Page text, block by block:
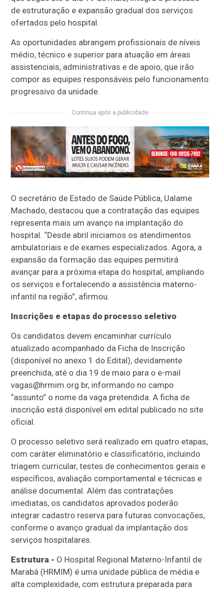
de estruturação e expansão gradual dos serviços
ofertados pelo hospital.
As oportunidades abrangem profissionais de níveis
médio, técnico e superior para atuação em áreas
assistenciais, administrativas e de apoio, que irão
compor as equipes responsáveis pelo funcionamento
progressivo da unidade.
Continua após a publicidade
O secretário de Estado de Saúde Pública, Ualame
Machado, destacou que a contratação das equipes
representa mais um avanço na implantação do
hospital. “Desde abril iniciamos os atendimentos
ambulatoriais e de exames especializados. Agora, a
expansão da formação das equipes permitirá
avançar para a próxima etapa do hospital, ampliando
os serviços e fortalecendo a assistência materno-
infantil na região”, afirmou.
Inscrições e etapas do processo seletivo
Os candidatos devem encaminhar currículo
atualizado acompanhado da Ficha de Inscrição
(disponível no anexo 1 do Edital), devidamente
preenchida, até o dia 19 de maio para o e-mail
vagas@hrmim.org.br, informando no campo
“assunto” o nome da vaga pretendida. A ficha de
inscrição está disponível em edital publicado no site
oficial.
O processo seletivo será realizado em quatro etapas,
com caráter eliminatório e classificatório, incluindo
triagem curricular, testes de conhecimentos gerais e
específicos, avaliação comportamental e técnicas e
análise documental. Além das contratações
imediatas, os candidatos aprovados poderão
integrar cadastro reserva para futuras convocações,
conforme o avanço gradual da implantação dos
serviços hospitalares.
Estrutura - O Hospital Regional Materno-Infantil de
Marabá (HRMIM) é uma unidade pública de média e
alta complexidade, com estrutura preparada para